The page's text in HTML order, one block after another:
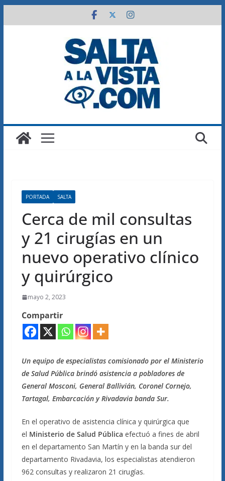
al
PORTADA SALTA
Cerca de mil consultas
y 21 cirugías en un
nuevo operativo clínico
y quirúrgico
mayo 2, 2023
Compartir
Un equipo de especialistas comisionado por el Ministerio
de Salud Pública brindó asistencia a pobladores de
General Mosconi, General Ballivián, Coronel Cornejo,
Tartagal, Embarcación y Rivadavia banda Sur.
En el operativo de asistencia clínica y quirúrgica que
el Ministerio de Salud Pública efectuó a fines de abril
en el departamento San Martín y en la banda sur del
departamento Rivadavia, los especialistas atendieron
962 consultas y realizaron 21 cirugías.